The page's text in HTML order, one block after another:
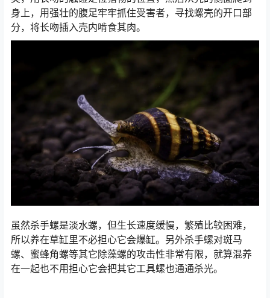
身上，用强壮的腹足牢牢抓住受害者，寻找螺壳的开口部
分，将长吻插入壳内啃食其肉。
虽然杀手螺是淡水螺，但生长速度缓慢，繁殖比较困难，
所以养在草缸里不必担心它会爆缸。另外杀手螺对斑马
螺、蜜蜂角螺等其它除藻螺的攻击性非常有限，就算混养
在一起也不用担心它会把其它工具螺也通通杀光。